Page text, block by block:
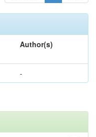
Author(s)
-